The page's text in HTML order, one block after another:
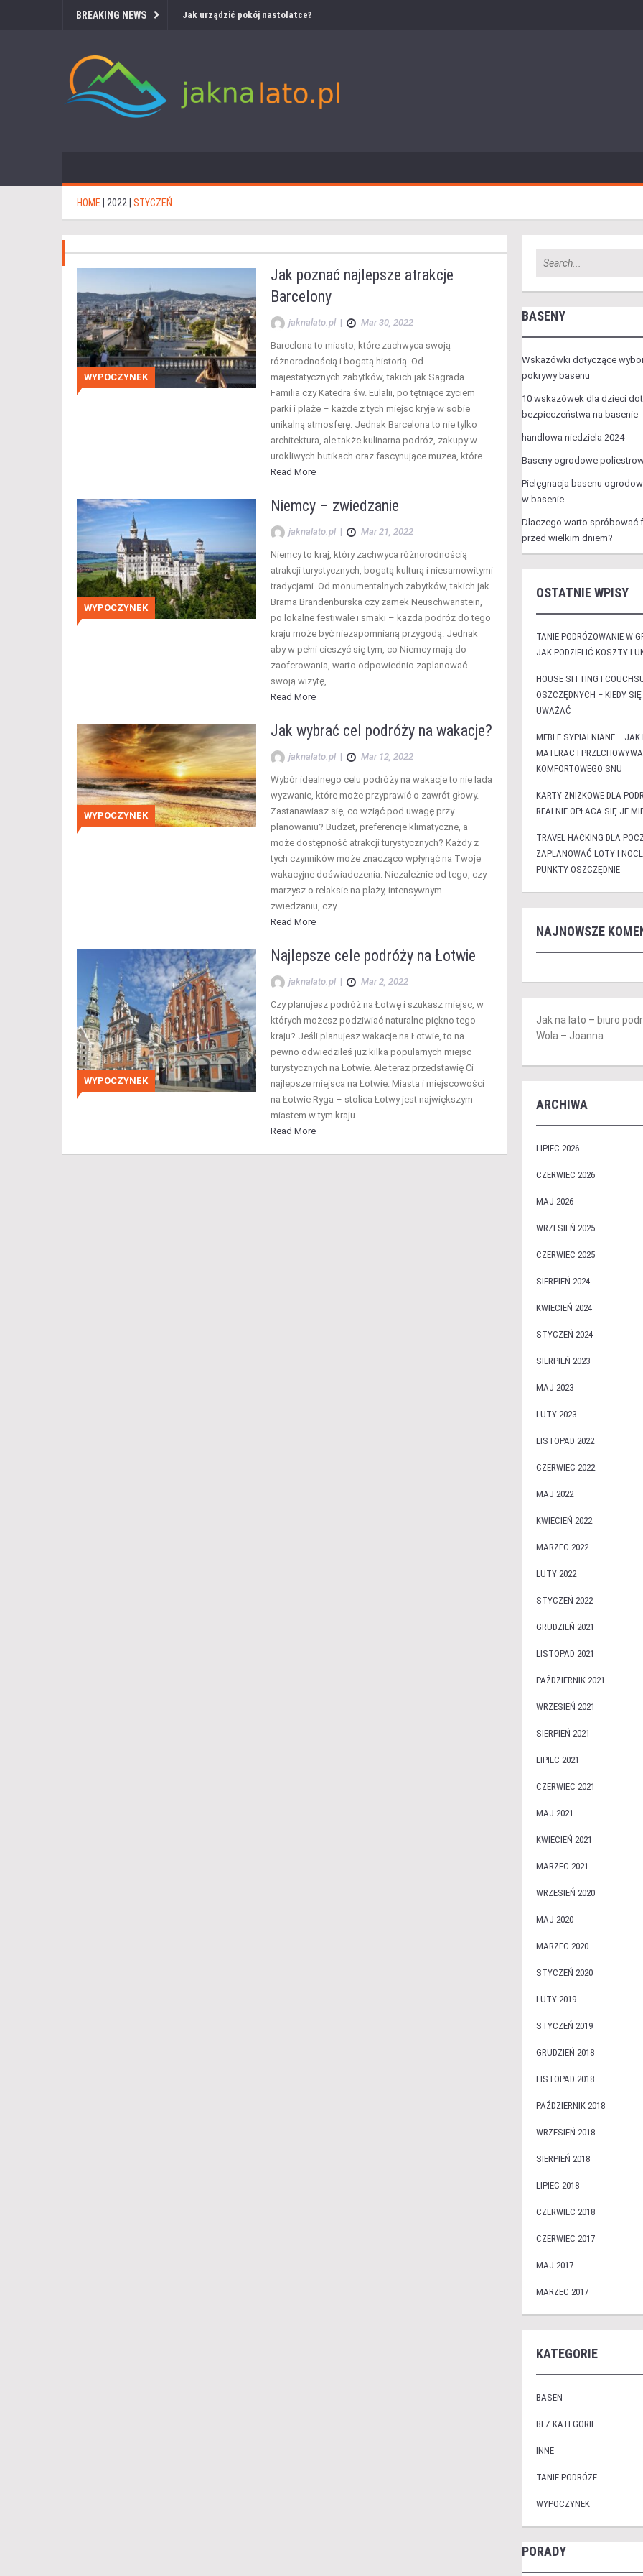
BREAKING NEWS Jak urządzić pokój nastolatce?
HOME 2022 STYCZEŃ
WYPOCZYNEK
Jak poznać najlepsze atrakcje
Barcelony
jaknalato.pl | Mar 30, 2022
Barcelona to miasto, które zachwyca swoją
różnorodnością i bogatą historią. Od
majestatycznych zabytków, takich jak Sagrada
Familia czy Katedra św. Eulalii, po tętniące życiem
parki i plaże – każde z tych miejsc kryje w sobie
unikalną atmosferę. Jednak Barcelona to nie tylko
architektura, ale także kulinarna podróż, zakupy w
urokliwych butikach oraz fascynujące muzea, które…
Read More
WYPOCZYNEK
Niemcy – zwiedzanie
jaknalato.pl | Mar 21, 2022
Niemcy to kraj, który zachwyca różnorodnością
atrakcji turystycznych, bogatą kulturą i niesamowitymi
tradycjami. Od monumentalnych zabytków, takich jak
Brama Brandenburska czy zamek Neuschwanstein,
po lokalne festiwale i smaki – każda podróż do tego
kraju może być niezapomnianą przygodą. Jednak
aby w pełni cieszyć się tym, co Niemcy mają do
zaoferowania, warto odpowiednio zaplanować
swoją wizytę,…
Read More
WYPOCZYNEK
Jak wybrać cel podróży na wakacje?
jaknalato.pl | Mar 12, 2022
Wybór idealnego celu podróży na wakacje to nie lada
wyzwanie, które może przyprawić o zawrót głowy.
Zastanawiasz się, co wziąć pod uwagę przy
planowaniu? Budżet, preferencje klimatyczne, a
może dostępność atrakcji turystycznych? Każdy z
tych czynników może znacząco wpłynąć na Twoje
wakacyjne doświadczenia. Niezależnie od tego, czy
marzysz o relaksie na plaży, intensywnym
zwiedzaniu, czy…
Read More
WYPOCZYNEK
Najlepsze cele podróży na Łotwie
jaknalato.pl | Mar 2, 2022
Czy planujesz podróż na Łotwę i szukasz miejsc, w
których możesz podziwiać naturalne piękno tego
kraju? Jeśli planujesz wakacje na Łotwie, to na
pewno odwiedziłeś już kilka popularnych miejsc
turystycznych na Łotwie. Ale teraz przedstawię Ci
najlepsze miejsca na Łotwie. Miasta i miejscowości
na Łotwie Ryga – stolica Łotwy jest największym
miastem w tym kraju….
Read More
BASENY
Wskazówki dotyczące
pokrywy basenu
10 wskazówek dla dzieci
bezpieczeństwa na basenie
handlowa niedziela 2024
Baseny ogrodowe
Pielęgnacja basenu
w basenie
Dlaczego warto spróbować
przed wielkim dniem?
OSTATNIE WPISY
TANIE PODRÓŻOWANIE W
JAK PODZIELIĆ KOSZTY I
HOUSE SITTING I
OSZCZĘDNYCH – KIEDY
UWAŻAĆ
MEBLE SYPIALNIANE – JAK
MATERAC I
KOMFORTOWEGO SNU
KARTY ZNIŻKOWE DLA
REALNIE OPŁACA SIĘ JE
TRAVEL HACKING DLA
ZAPLANOWAĆ LOTY I
PUNKTY OSZCZĘDNIE
NAJNOWSZE
Jak na lato – biuro
Wola – Joanna
ARCHIWA
LIPIEC 2026
CZERWIEC 2026
MAJ 2026
WRZESIEŃ 2025
CZERWIEC 2025
SIERPIEŃ 2024
KWIECIEŃ 2024
STYCZEŃ 2024
SIERPIEŃ 2023
MAJ 2023
LUTY 2023
LISTOPAD 2022
CZERWIEC 2022
MAJ 2022
KWIECIEŃ 2022
MARZEC 2022
LUTY 2022
STYCZEŃ 2022
GRUDZIEŃ 2021
LISTOPAD 2021
PAŹDZIERNIK 2021
WRZESIEŃ 2021
SIERPIEŃ 2021
LIPIEC 2021
CZERWIEC 2021
MAJ 2021
KWIECIEŃ 2021
MARZEC 2021
WRZESIEŃ 2020
MAJ 2020
MARZEC 2020
STYCZEŃ 2020
LUTY 2019
STYCZEŃ 2019
GRUDZIEŃ 2018
LISTOPAD 2018
PAŹDZIERNIK 2018
WRZESIEŃ 2018
SIERPIEŃ 2018
LIPIEC 2018
CZERWIEC 2018
CZERWIEC 2017
MAJ 2017
MARZEC 2017
KATEGORIE
BASEN
BEZ KATEGORII
INNE
TANIE PODRÓŻE
WYPOCZYNEK
PORADY